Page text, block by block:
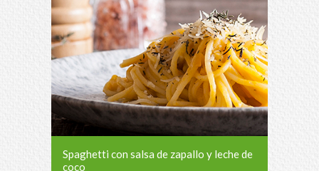
Spaghetti con salsa de zapallo y leche de
coco